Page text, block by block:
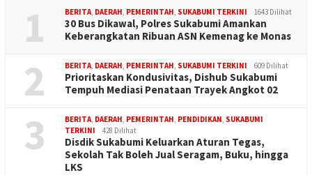
1 BERITA, DAERAH, PEMERINTAH, SUKABUMI TERKINI 1643 Dilihat
30 Bus Dikawal, Polres Sukabumi Amankan
Keberangkatan Ribuan ASN Kemenag ke Monas
2 BERITA, DAERAH, PEMERINTAH, SUKABUMI TERKINI 609 Dilihat
Prioritaskan Kondusivitas, Dishub Sukabumi
Tempuh Mediasi Penataan Trayek Angkot 02
3 BERITA, DAERAH, PEMERINTAH, PENDIDIKAN, SUKABUMI
TERKINI
428 Dilihat
Disdik Sukabumi Keluarkan Aturan Tegas,
Sekolah Tak Boleh Jual Seragam, Buku, hingga
LKS